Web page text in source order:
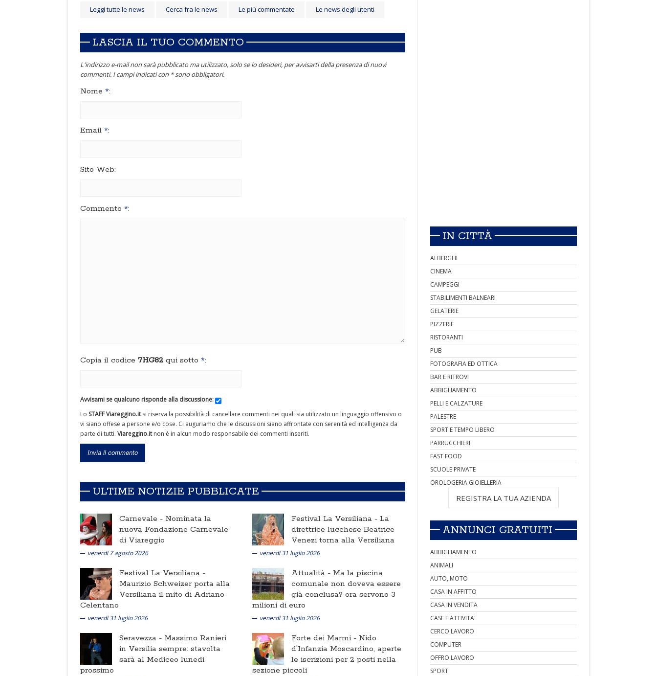
Leggi tutte le news Cerca fra le news Le più commentate Le news degli utenti
LASCIA IL TUO COMMENTO
L'indirizzo e-mail non sarà pubblicato ma utilizzato, solo se lo desideri, per avvisarti della presenza di nuovi
commenti. I campi indicati con * sono obbligatori.
Nome *:
Email *:
Sito Web:
Commento *:
Copia il codice 7HG82 qui sotto *:
Avvisami se qualcuno risponde alla discussione:
Lo STAFF Viareggino.itsi riserva la possibilità di cancellare commenti nei quali sia utilizzato un linguaggio offensivo o
vi siano offese a persone e/o cose. Ci auguriamo che le discussioni siano affrontate con serenità ed intelligenza da
parte di tutti. Viareggino.itnon è in alcun modo responsabile dei commenti inseriti.
ULTIME NOTIZIE PUBBLICATE
Carnevale - Nominata la
nuova Fondazione Carnevale
di Viareggio
venerdì 7 agosto 2026
Festival La Versiliana - La
direttrice lucchese Beatrice
Venezi torna alla Versiliana
venerdì 31 luglio 2026
Festival La Versiliana -
Maurizio Schweizer porta alla
Versiliana il mito di Adriano
Celentano
venerdì 31 luglio 2026
Attualità - Ma la piscina
comunale non doveva essere
già conclusa? ora servono 3
milioni di euro
venerdì 31 luglio 2026
Seravezza - Massimo Ranieri
in Versilia sempre: stavolta
sarà al Mediceo lunedi
prossimo
Forte dei Marmi - Nido
d'Infanzia Moscardino, aperte
le iscrizioni per 2 posti nella
sezione piccoli
IN CITTÀ
ALBERGHI
CINEMA
CAMPEGGI
STABILIMENTI BALNEARI
GELATERIE
PIZZERIE
RISTORANTI
PUB
FOTOGRAFIA ED OTTICA
BAR E RITROVI
ABBIGLIAMENTO
PELLI E CALZATURE
PALESTRE
SPORT E TEMPO LIBERO
PARRUCCHIERI
FAST FOOD
SCUOLE PRIVATE
OROLOGERIA GIOIELLERIA
REGISTRA LA TUA AZIENDA
ANNUNCI GRATUITI
ABBIGLIAMENTO
ANIMALI
AUTO, MOTO
CASA IN AFFITTO
CASA IN VENDITA
CASE E ATTIVITA'
CERCO LAVORO
COMPUTER
OFFRO LAVORO
SPORT